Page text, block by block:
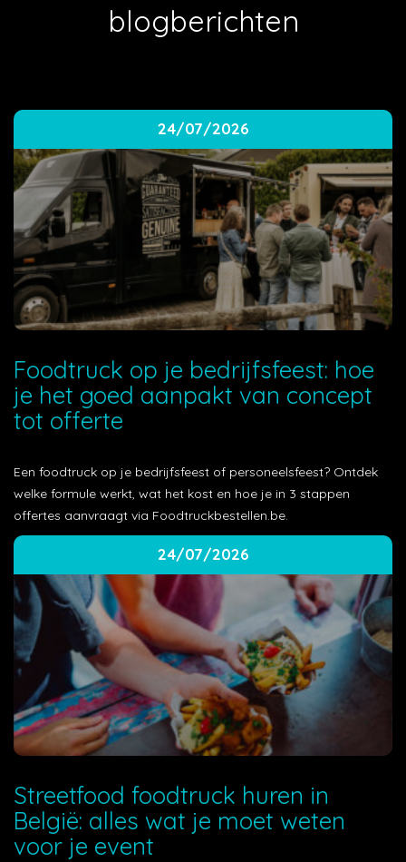
blogberichten
24/07/2026
Foodtruck op je bedrijfsfeest: hoe
je het goed aanpakt van concept
tot offerte
Een foodtruck op je bedrijfsfeest of personeelsfeest? Ontdek
welke formule werkt, wat het kost en hoe je in 3 stappen
offertes aanvraagt via Foodtruckbestellen.be.
24/07/2026
Streetfood foodtruck huren in
België: alles wat je moet weten
voor je event